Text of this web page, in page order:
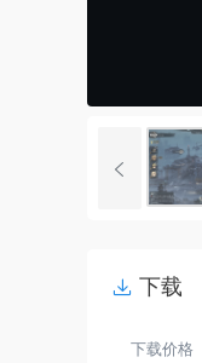
下载
下载价格